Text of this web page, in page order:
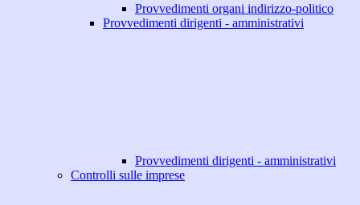
Provvedimenti organi indirizzo-politico
Provvedimenti dirigenti - amministrativi
Provvedimenti dirigenti - amministrativi
Controlli sulle imprese